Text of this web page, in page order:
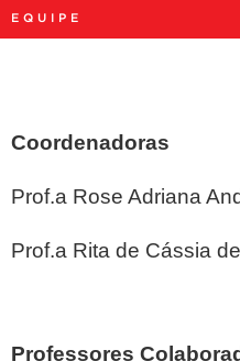
EQUIPE
Coordenadoras
Prof.a Rose Adriana
Prof.a Rita de Cássia
Professores